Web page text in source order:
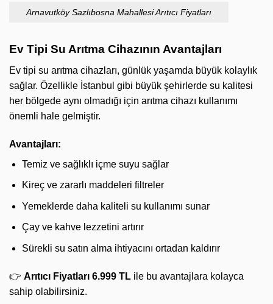
Arnavutköy Sazlıbosna Mahallesi Arıtıcı Fiyatları
Ev Tipi Su Arıtma Cihazının Avantajları
Ev tipi su arıtma cihazları, günlük yaşamda büyük kolaylık
sağlar. Özellikle İstanbul gibi büyük şehirlerde su kalitesi
her bölgede aynı olmadığı için arıtma cihazı kullanımı
önemli hale gelmiştir.
Avantajları:
Temiz ve sağlıklı içme suyu sağlar
Kireç ve zararlı maddeleri filtreler
Yemeklerde daha kaliteli su kullanımı sunar
Çay ve kahve lezzetini artırır
Sürekli su satın alma ihtiyacını ortadan kaldırır
👉 Arıtıcı Fiyatları 6.999 TL ile bu avantajlara kolayca
sahip olabilirsiniz.